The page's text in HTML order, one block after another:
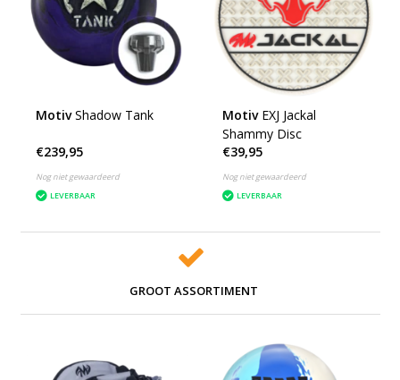
Motiv Shadow Tank
€239,95
Nog niet gewaardeerd
LEVERBAAR
Motiv EXJ Jackal
Shammy Disc
€39,95
Nog niet gewaardeerd
LEVERBAAR
GROOT ASSORTIMENT